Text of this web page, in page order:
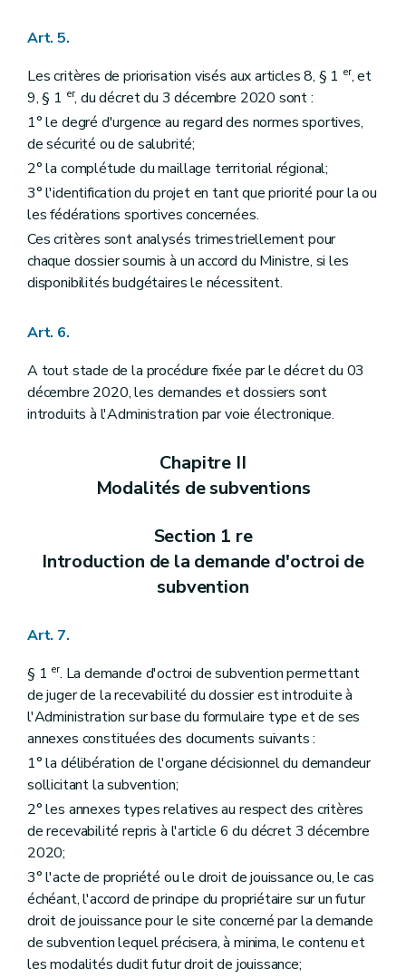
Art. 5.
Les critères de priorisation visés aux articles 8, § 1 er, et
9, § 1 er, du décret du 3 décembre 2020 sont :
1° le degré d'urgence au regard des normes sportives,
de sécurité ou de salubrité;
2° la complétude du maillage territorial régional;
3° l'identification du projet en tant que priorité pour la ou
les fédérations sportives concernées.
Ces critères sont analysés trimestriellement pour
chaque dossier soumis à un accord du Ministre, si les
disponibilités budgétaires le nécessitent.
Art. 6.
A tout stade de la procédure fixée par le décret du 03
décembre 2020, les demandes et dossiers sont
introduits à l'Administration par voie électronique.
Chapitre II
Modalités de subventions
Section 1 re
Introduction de la demande d'octroi de
subvention
Art. 7.
§ 1 er. La demande d'octroi de subvention permettant
de juger de la recevabilité du dossier est introduite à
l'Administration sur base du formulaire type et de ses
annexes constituées des documents suivants :
1° la délibération de l'organe décisionnel du demandeur
sollicitant la subvention;
2° les annexes types relatives au respect des critères
de recevabilité repris à l'article 6 du décret 3 décembre
2020;
3° l'acte de propriété ou le droit de jouissance ou, le cas
échéant, l'accord de principe du propriétaire sur un futur
droit de jouissance pour le site concerné par la demande
de subvention lequel précisera, à minima, le contenu et
les modalités dudit futur droit de jouissance;